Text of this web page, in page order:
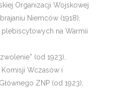
Organizacji Wojskowej
Niemców (1918),
plebiscytowych na Warmii
(od 1923),
Wczasów i
ZNP (od 1923),